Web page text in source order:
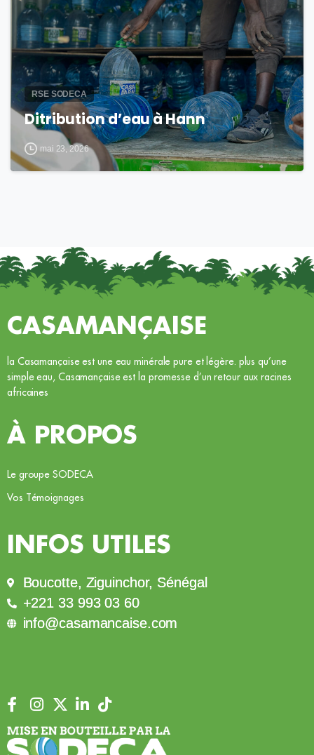
RSE SODECA
Ditribution d’eau à Hann
mai 23, 2026
CASAMANÇAISE
la Casamançaise est une eau minérale pure et légère. plus qu’une
simple eau, Casamançaise est la promesse d’un retour aux racines
africaines
À PROPOS
Le groupe SODECA
Vos Témoignages
INFOS UTILES
Boucotte, Ziguinchor, Sénégal
+221 33 993 03 60
info@casamancaise.com